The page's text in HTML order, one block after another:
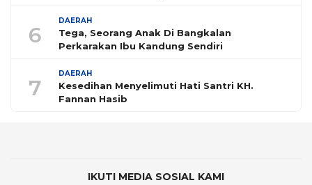
6
DAERAH
Tega, Seorang Anak Di Bangkalan
Perkarakan Ibu Kandung Sendiri
7
DAERAH
Kesedihan Menyelimuti Hati Santri KH.
Fannan Hasib
IKUTI MEDIA SOSIAL KAMI